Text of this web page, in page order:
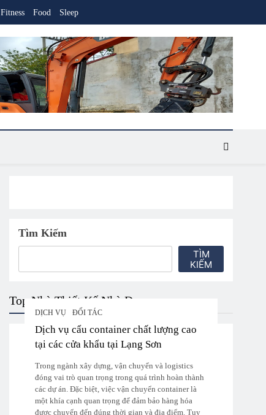
Fitness Food Sleep
Tìm Kiếm
TÌM
KIẾM
Top Nhà Thiết Kế Nhà Đẹp
DỊCH VỤ ĐỐI TÁC
Dịch vụ cẩu container chất lượng cao
tại các cửa khẩu tại Lạng Sơn
Trong ngành xây dựng, vận chuyển và logistics
đóng vai trò quan trọng trong quá trình hoàn thành
các dự án. Đặc biệt, việc vận chuyển container là
một khía cạnh quan trọng để đảm bảo hàng hóa
được chuyển đến đúng thời gian và địa điểm. Tuy